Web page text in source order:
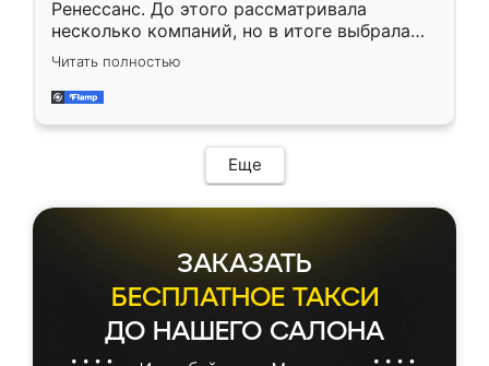
Ренессанс. До этого рассматривала
несколько компаний, но в итоге выбрала
эту. Сначала обговорили условия, потом
приехал замерщик, всё спокойно объяснил
и снял размеры. Изготовили в срок, с
мебель сразу встала на свое место без
каких-либо доработок. Качеством осталась
довольна, все выглядит так, как и ожидала.
Читать полностью
Еще
ЗАКАЗАТЬ
БЕСПЛАТНОЕ ТАКСИ
ДО НАШЕГО САЛОНА